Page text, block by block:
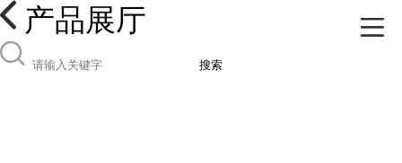
产品展厅
搜索